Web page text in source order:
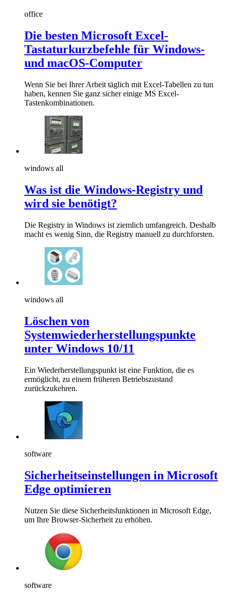
office
Die besten Microsoft Excel-
Tastaturkurzbefehle für Windows-
und macOS-Computer
Wenn Sie bei Ihrer Arbeit täglich mit Excel-Tabellen zu tun
haben, kennen Sie ganz sicher einige MS Excel-
Tastenkombinationen.
windows all
Was ist die Windows-Registry und
wird sie benötigt?
Die Registry in Windows ist ziemlich umfangreich. Deshalb
macht es wenig Sinn, die Registry manuell zu durchforsten.
windows all
Löschen von
Systemwiederherstellungspunkte
unter Windows 10/11
Ein Wiederherstellungspunkt ist eine Funktion, die es
ermöglicht, zu einem früheren Betriebszustand
zurückzukehren.
software
Sicherheitseinstellungen in Microsoft
Edge optimieren
Nutzen Sie diese Sicherheitsfunktionen in Microsoft Edge,
um Ihre Browser-Sicherheit zu erhöhen.
software